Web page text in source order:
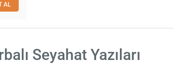
AL
Seyahat Yazıları